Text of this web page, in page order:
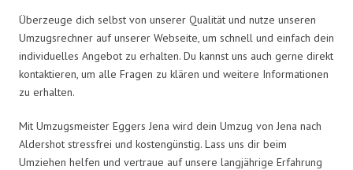
Überzeuge dich selbst von unserer Qualität und nutze unseren
Umzugsrechner auf unserer Webseite, um schnell und einfach dein
individuelles Angebot zu erhalten. Du kannst uns auch gerne direkt
kontaktieren, um alle Fragen zu klären und weitere Informationen
zu erhalten.
Mit Umzugsmeister Eggers Jena wird dein Umzug von Jena nach
Aldershot stressfrei und kostengünstig. Lass uns dir beim
Umziehen helfen und vertraue auf unsere langjährige Erfahrung